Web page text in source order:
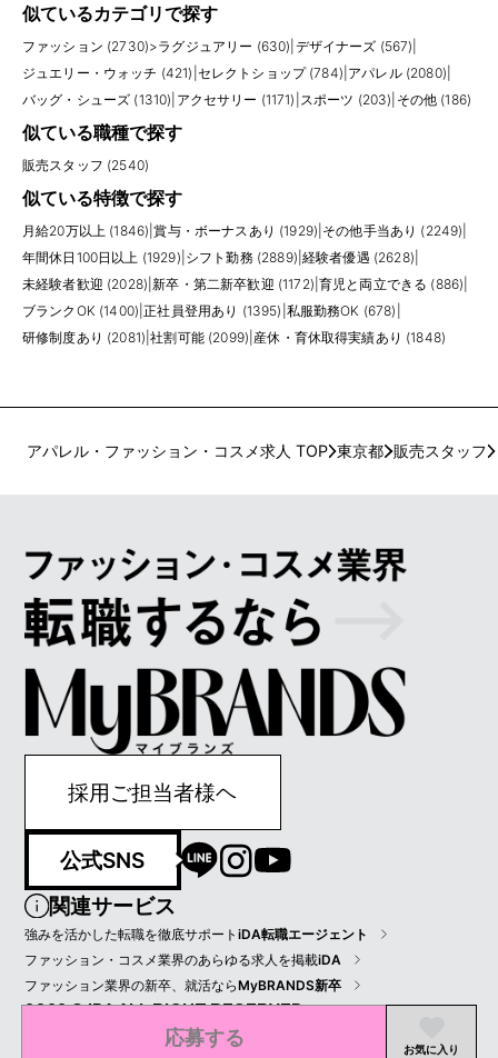
応募する お気に入り
似ているカテゴリで探す
ファッション (2730)>ラグジュアリー (630) デザイナーズ (567)
ジュエリー・ウォッチ (421) セレクトショップ (784) アパレル (2080)
バッグ・シューズ (1310) アクセサリー (1171) スポーツ (203) その他 (186)
似ている職種で探す
販売スタッフ (2540)
似ている特徴で探す
月給20万以上 (1846) |賞与・ボーナスあり (1929) その他手当あり (2249)
年間休日100日以上 (1929) シフト勤務 (2889) 経験者優遇 (2628)
未経験者歓迎 (2028) |新卒・第二新卒歓迎 (1172) 育児と両立できる (886)
ブランクOK (1400) |正社員登用あり (1395) 私服勤務OK (678)
研修制度あり (2081) |社割可能 (2099) 産休・育休取得実績あり (1848)
アパレル・ファッション・コスメ求人 TOP 東京都 販売スタッフ
採用ご担当者様ヘ
公式SNS
関連サービス
強みを活かした転職を徹底サポートiDA転職エージェント
ファッション・コスメ業界のあらゆる求人を掲載iDA
ファッション業界の新卒、就活ならMyBRANDS新卒
2022 © IDA ALL RIGHT RESERVED.
プライバシーポリシー会員規約